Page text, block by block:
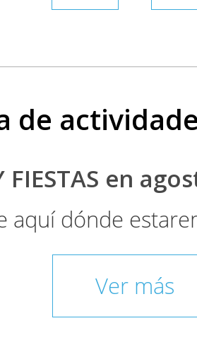
de
FIESTAS en
aquí dónde
Ver más